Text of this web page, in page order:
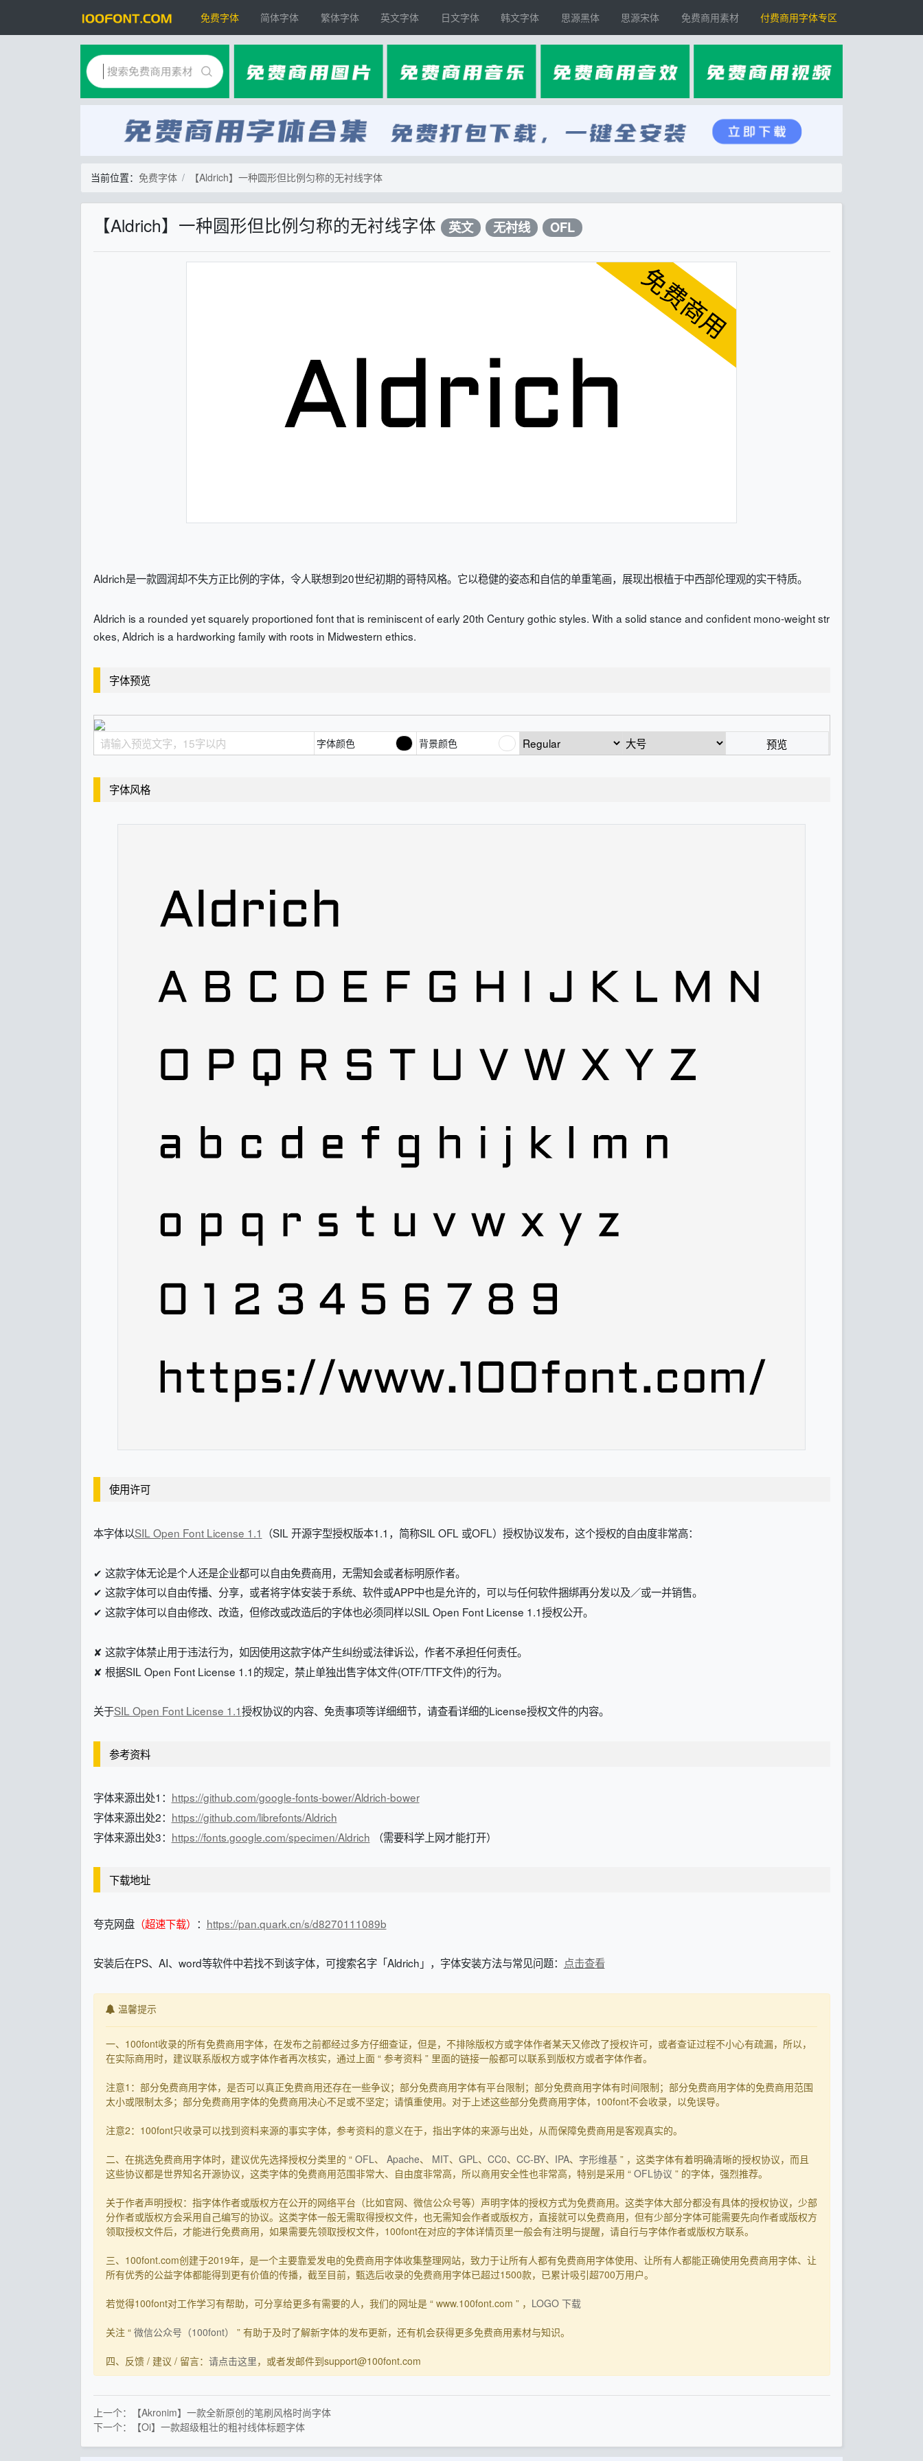
免费字体 简体字体 繁体字体 英文字体 日文字体 韩文字体 思源黑体 思源宋体 免费商用素材 付费商用字体专区
当前位置： 免费字体 【Aldrich】一种圆形但比例匀称的无衬线字体
【Aldrich】一种圆形但比例匀称的无衬线字体 英文 无衬线 OFL
Aldrich是一款圆润却不失方正比例的字体，令人联想到20世纪初期的哥特风格。它以稳健的姿态和自信的单重笔画，展现出根植于中西部伦理观的实干特质。
Aldrich is a rounded yet squarely proportioned font that is reminiscent of early 20th Century gothic styles. With a solid stance and confident mono-weight str
okes, Aldrich is a hardworking family with roots in Midwestern ethics.
字体预览
字体颜色 背景颜色 预览
字体风格
使用许可
本字体以SIL Open Font License 1.1 （SIL 开源字型授权版本1.1，简称SIL OFL 或OFL）授权协议发布，这个授权的自由度非常高：
✔ 这款字体无论是个人还是企业都可以自由免费商用，无需知会或者标明原作者。
✔ 这款字体可以自由传播、分享，或者将字体安装于系统、软件或APP中也是允许的，可以与任何软件捆绑再分发以及／或一并销售。
✔ 这款字体可以自由修改、改造，但修改或改造后的字体也必须同样以SIL Open Font License 1.1授权公开。
✘ 这款字体禁止用于违法行为，如因使用这款字体产生纠纷或法律诉讼，作者不承担任何责任。
✘ 根据SIL Open Font License 1.1的规定，禁止单独出售字体文件(OTF/TTF文件)的行为。
关于SIL Open Font License 1.1授权协议的内容、免责事项等详细细节，请查看详细的License授权文件的内容。
参考资料
字体来源出处1： https://github.com/google-fonts-bower/Aldrich-bower
字体来源出处2： https://github.com/librefonts/Aldrich
字体来源出处3： https://fonts.google.com/specimen/Aldrich （需要科学上网才能打开）
下载地址
夸克网盘（超速下载） ： https://pan.quark.cn/s/d8270111089b
安装后在PS、AI、word等软件中若找不到该字体，可搜索名字「Aldrich」，字体安装方法与常见问题： 点击查看
温馨提示
一、100font收录的所有免费商用字体，在发布之前都经过多方仔细查证，但是，不排除版权方或字体作者某天又修改了授权许可，或者查证过程不小心有疏漏，所以，
在实际商用时，建议联系版权方或字体作者再次核实，通过上面 “ 参考资料 ” 里面的链接一般都可以联系到版权方或者字体作者。
注意1：部分免费商用字体，是否可以真正免费商用还存在一些争议；部分免费商用字体有平台限制；部分免费商用字体有时间限制；部分免费商用字体的免费商用范围
太小或限制太多；部分免费商用字体的免费商用决心不足或不坚定；请慎重使用。对于上述这些部分免费商用字体，100font不会收录，以免误导。
注意2：100font只收录可以找到资料来源的事实字体，参考资料的意义在于，指出字体的来源与出处，从而保障免费商用是客观真实的。
二、在挑选免费商用字体时，建议优先选择授权分类里的 “ OFL 、 Apache、 MIT、 GPL 、 CC0、 CC-BY、 IPA、 字形维基 ” ，这类字体有着明确清晰的授权协议，而且
这些协议都是世界知名开源协议，这类字体的免费商用范围非常大、自由度非常高，所以商用安全性也非常高，特别是采用 “ OFL协议 ” 的字体，强烈推荐。
关于作者声明授权：指字体作者或版权方在公开的网络平台（比如官网、微信公众号等）声明字体的授权方式为免费商用。这类字体大部分都没有具体的授权协议，少部
分作者或版权方会采用自己编写的协议。这类字体一般无需取得授权文件，也无需知会作者或版权方，直接就可以免费商用，但有少部分字体可能需要先向作者或版权方
领取授权文件后，才能进行免费商用，如果需要先领取授权文件，100font在对应的字体详情页里一般会有注明与提醒，请自行与字体作者或版权方联系。
三、100font.com创建于2019年，是一个主要靠爱发电的免费商用字体收集整理网站，致力于让所有人都有免费商用字体使用、让所有人都能正确使用免费商用字体、让
所有优秀的公益字体都能得到更有价值的传播，截至目前，甄选后收录的免费商用字体已超过1500款，已累计吸引超700万用户。
若觉得100font对工作学习有帮助，可分享给更多有需要的人，我们的网址是 “ www.100font.com ” ， LOGO 下载
关注 “ 微信公众号（100font） ” 有助于及时了解新字体的发布更新，还有机会获得更多免费商用素材与知识。
四、反馈 / 建议 / 留言： 请点击这里，或者发邮件到support@100font.com
上一个：【Akronim】一款全新原创的笔刷风格时尚字体
下一个：【Oi】一款超级粗壮的粗衬线体标题字体